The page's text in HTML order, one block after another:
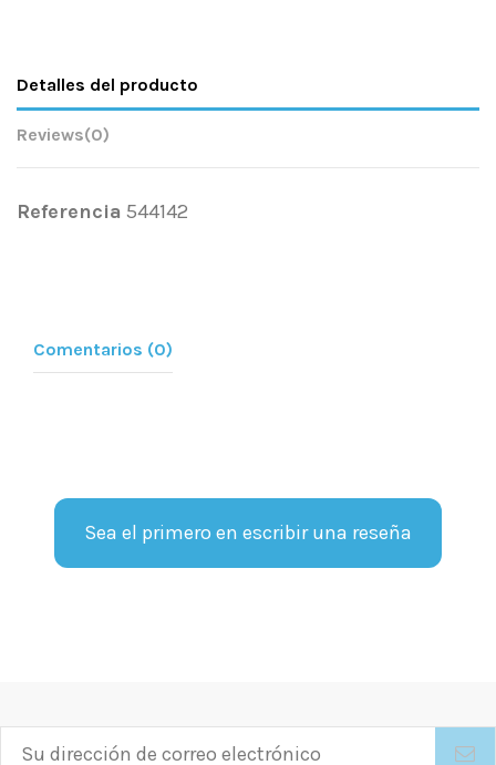
Detalles del producto
Reviews(0)
Referencia 544142
Comentarios (0)
Sea el primero en escribir una reseña